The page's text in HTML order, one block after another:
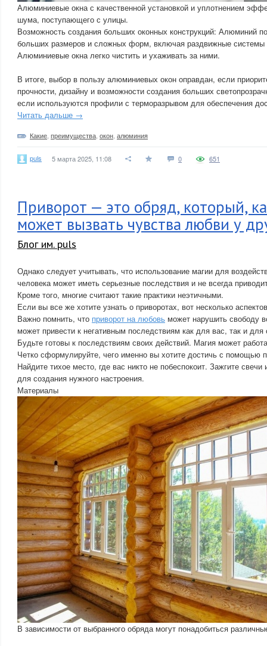
Алюминиевые окна с качественной установкой и уплотнением
шума, поступающего с улицы.
Возможность создания больших оконных конструкций: Алюминий
больших размеров и сложных форм, включая раздвижные системы
Алюминиевые окна легко чистить и ухаживать за ними.
В итоге, выбор в пользу алюминиевых окон оправдан, если
прочности, дизайну и возможности создания больших
если используются профили с терморазрывом для обеспечения
Читать дальше →
Какие преимущества окон алюминия
puls 5 марта 2025, 11:08 0 651
Приворот — это обряд, который,
может вызвать чувства любви у
Блог им. puls
Однако следует учитывать, что использование магии для
человека может иметь серьезные последствия и не всегда
Кроме того, многие считают такие практики неэтичными.
Если вы все же хотите узнать о приворотах, вот несколько
Важно помнить, что приворот на любовь может нарушить свободу
может привести к негативным последствиям как для вас, так и
Будьте готовы к последствиям своих действий. Магия может
Четко сформулируйте, чего именно вы хотите достичь с помощью
Найдите тихое место, где вас никто не побеспокоит. Зажгите свечи
для создания нужного настроения.
Материалы
В зависимости от выбранного обряда могут понадобиться